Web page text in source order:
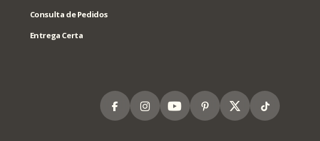
Consulta de Pedidos
Entrega Certa
FacebookInstagram
YoutubePinterest
X Tiktok